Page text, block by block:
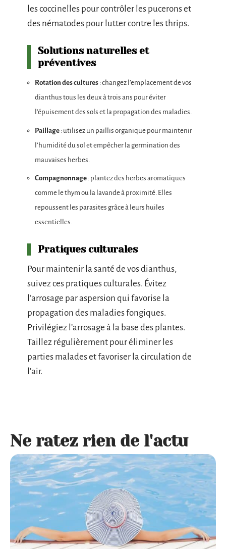
les coccinelles pour contrôler les pucerons et
des nématodes pour lutter contre les thrips.
Solutions naturelles et
préventives
Rotation des cultures : changez l’emplacement de vos
dianthus tous les deux à trois ans pour éviter
l’épuisement des sols et la propagation des maladies.
Paillage : utilisez un paillis organique pour maintenir
l’humidité du sol et empêcher la germination des
mauvaises herbes.
Compagnonnage : plantez des herbes aromatiques
comme le thym ou la lavande à proximité. Elles
repoussent les parasites grâce à leurs huiles
essentielles.
Pratiques culturales
Pour maintenir la santé de vos dianthus,
suivez ces pratiques culturales. Évitez
l’arrosage par aspersion qui favorise la
propagation des maladies fongiques.
Privilégiez l’arrosage à la base des plantes.
Taillez régulièrement pour éliminer les
parties malades et favoriser la circulation de
l’air.
Ne ratez rien de l'actu